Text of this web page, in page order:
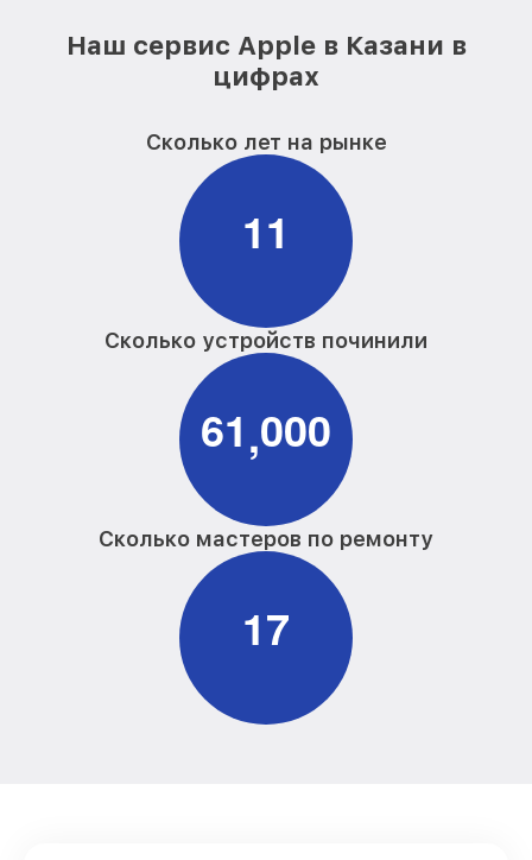
Наш сервис Apple в Казани в
цифрах
Сколько лет на рынке
11
Сколько устройств починили
61,000
Сколько мастеров по ремонту
17